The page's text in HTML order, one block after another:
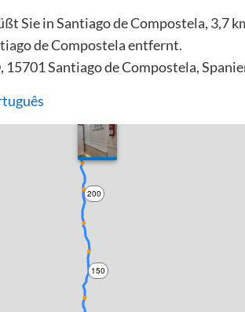
Sie in Santiago de Compostela, 3,7
de Compostela entfernt.
15701 Santiago de Compostela,
150
200